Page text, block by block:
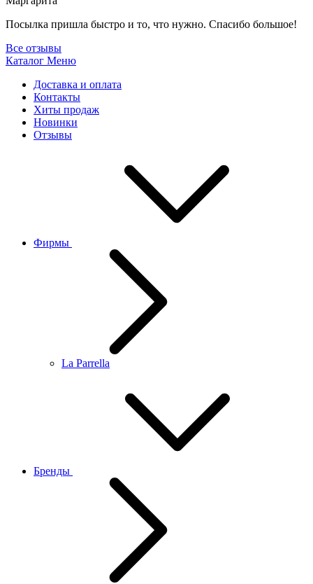
Посылка пришла быстро и то, что нужно. Спасибо большое!
Все отзывы
Каталог Меню
Доставка и оплата
Контакты
Хиты продаж
Новинки
Отзывы
Фирмы
La Parrella
Бренды